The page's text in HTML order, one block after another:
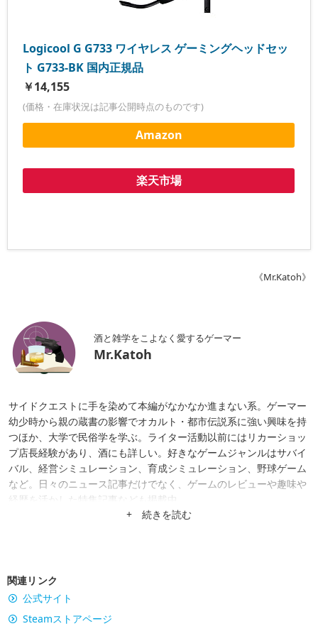
Logicool G G733 ワイヤレス ゲーミングヘッドセッ
ト G733-BK 国内正規品
￥14,155
(価格・在庫状況は記事公開時点のものです)
Amazon
楽天市場
《Mr.Katoh》
酒と雑学をこよなく愛するゲーマー
Mr.Katoh
サイドクエストに手を染めて本編がなかなか進まない系。ゲーマー
幼少時から親の蔵書の影響でオカルト・都市伝説系に強い興味を持
つほか、大学で民俗学を学ぶ。ライター活動以前にはリカーショッ
プ店長経験があり、酒にも詳しい。好きなゲームジャンルはサバイ
バル、経営シミュレーション、育成シミュレーション、野球ゲーム
など。日々のニュース記事だけでなく、ゲームのレビューや趣味や
経歴を活かした特集記事なども掲載中。
+ 続きを読む
関連リンク
公式サイト
Steamストアページ